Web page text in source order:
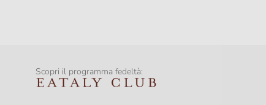
Scopri il programma fedeltà: